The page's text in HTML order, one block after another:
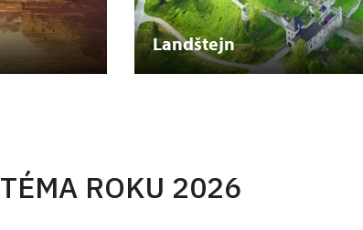
Landštejn
TÉMA ROKU 2026